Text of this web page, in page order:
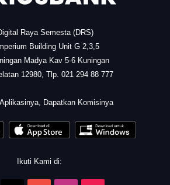
Raya Semesta (DRS)
Building Unit G 2,3,5
Madya Kav 5-6 Kuningan
12980, Tlp. 021 294 88 777
Dapatkan Komisinya
Ikuti Kami di: